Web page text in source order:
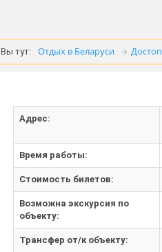
Вы тут: Отдых в Беларуси
Адрес:
Время работы:
Стоимость билетов:
Возможна экскурсия по
объекту:
Трансфер от/к объекту: